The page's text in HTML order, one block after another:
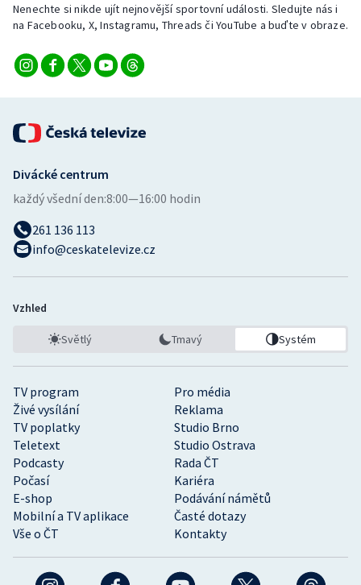
Nenechte si nikde ujít nejnovější sportovní události. Sledujte nás i
na Facebooku, X, Instagramu, Threads či YouTube a buďte v obraze.
TV program
Pro média
Živé vysílání
Reklama
TV poplatky
Studio Brno
Teletext
Studio Ostrava
Podcasty
Rada ČT
Počasí
Kariéra
E-shop
Podávání námětů
Mobilní a TV aplikace
Časté dotazy
Vše o ČT
Kontakty
Divácké centrum
každý všední den:8:00—16:00 hodin
261 136 113
info@ceskatelevize.cz
Vzhled
Světlý Tmavý Systém